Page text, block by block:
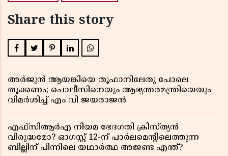
Share this story
അർജുൻ ആയങ്കിയെ തൂഫാനിലേതു പോലെ
തൂക്കണം; പൊലീസിനെയും ആഭ്യന്തരമന്ത്രിയെയും
വിമർശിച്ച് എം വി ജയരാജൻ
എഫ്സിആർഎ നിയമ ഭേദഗതി ക്രിസ്ത്യൻ
വിരുദ്ധമോ? ഓഗസ്റ്റ് 12-ന് പാർലമെന്റിലെത്തുന്ന
ബില്ലിന് പിന്നിലെ യഥാർത്ഥ അജണ്ട എന്ത്?